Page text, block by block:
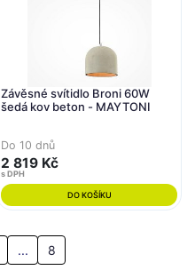
Závěsné svítidlo Broni 60W
šedá kov beton - MAYTONI
Do 10 dnů
2 819 Kč
s DPH
DO KOŠÍKU
... 8